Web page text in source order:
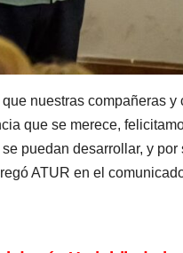
nuestras compañeras
que se merece,
puedan desarrollar, y
ATUR en el